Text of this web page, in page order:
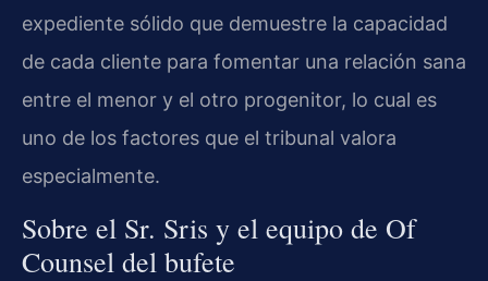
expediente sólido que demuestre la capacidad
de cada cliente para fomentar una relación sana
entre el menor y el otro progenitor, lo cual es
uno de los factores que el tribunal valora
especialmente.
Sobre el Sr. Sris y el equipo de Of
Counsel del bufete